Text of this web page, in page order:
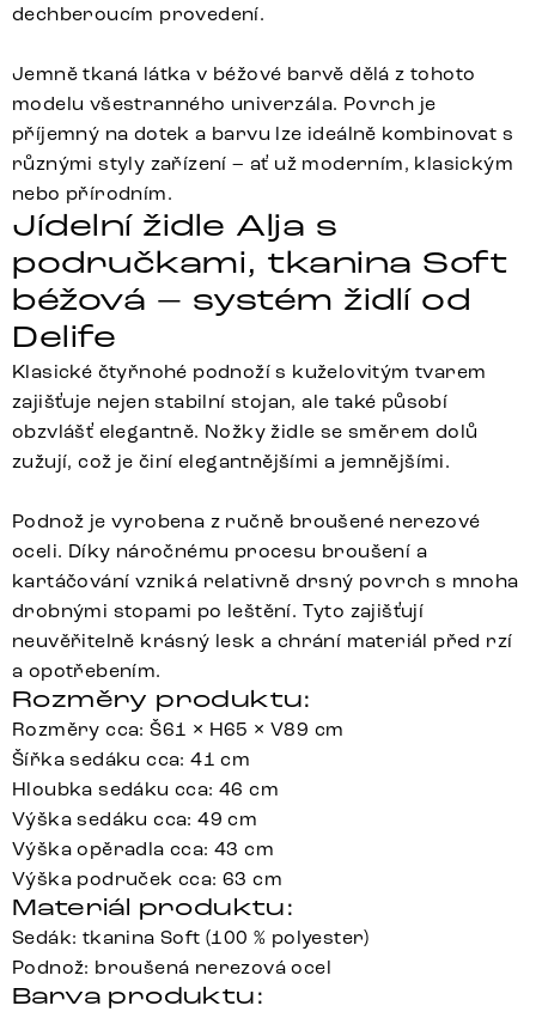
dechberoucím provedení.
Jemně tkaná látka v béžové barvě dělá z tohoto
modelu všestranného univerzála. Povrch je
příjemný na dotek a barvu lze ideálně kombinovat s
různými styly zařízení – ať už moderním, klasickým
nebo přírodním.
Jídelní židle Alja s
područkami, tkanina Soft
béžová – systém židlí od
Delife
Klasické čtyřnohé podnoží s kuželovitým tvarem
zajišťuje nejen stabilní stojan, ale také působí
obzvlášť elegantně. Nožky židle se směrem dolů
zužují, což je činí elegantnějšími a jemnějšími.
Podnož je vyrobena z ručně broušené nerezové
oceli. Díky náročnému procesu broušení a
kartáčování vzniká relativně drsný povrch s mnoha
drobnými stopami po leštění. Tyto zajišťují
neuvěřitelně krásný lesk a chrání materiál před rzí
a opotřebením.
Rozměry produktu:
Rozměry cca: Š61 × H65 × V89 cm
Šířka sedáku cca: 41 cm
Hloubka sedáku cca: 46 cm
Výška sedáku cca: 49 cm
Výška opěradla cca: 43 cm
Výška područek cca: 63 cm
Materiál produktu:
Sedák: tkanina Soft (100 % polyester)
Podnož: broušená nerezová ocel
Barva produktu: